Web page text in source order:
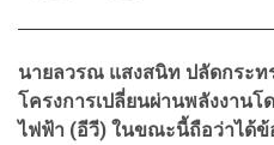
นายลวรณ แสงสนิท ปลัดกระทร
โครงการเปลี่ยนผ่านพลังงาน
ไฟฟ้า (อีวี) ในขณะนี้ถือว่าได้